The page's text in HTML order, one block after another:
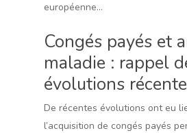
européenne…
Congés payés et
maladie : rappel
évolutions
De récentes évolutions ont eu
l’acquisition de congés payés